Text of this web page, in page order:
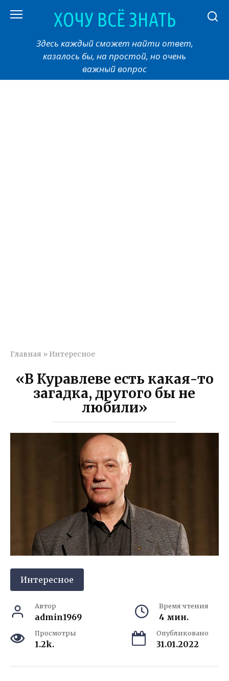
ХОЧУ ВСЁ ЗНАТЬ
Здесь каждый сможет найти ответ,
казалось бы, на простой, но очень
важный вопрос
Главная » Интересное
«В Куравлеве есть какая-то
загадка, другого бы не
любили»
Интересное
Автор
admin1969
Время чтения
4 мин.
Просмотры
1.2k.
Опубликовано
31.01.2022